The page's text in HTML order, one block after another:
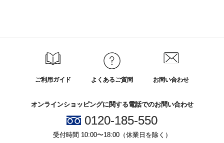
ご利用ガイド よくあるご質問 お問い合わせ
オンラインショッピングに関する電話でのお問い合わせ
0120-185-550
受付時間 10:00〜18:00（休業日を除く）